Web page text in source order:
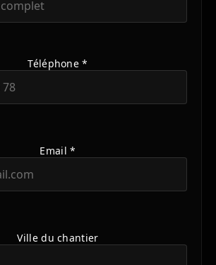
Téléphone *
Email *
Ville du chantier